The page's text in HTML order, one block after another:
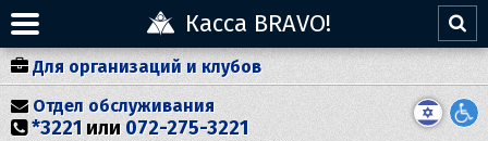
Касса BRAVO!
Для организаций и клубов
Отдел обслуживания
*3221 или 072-275-3221